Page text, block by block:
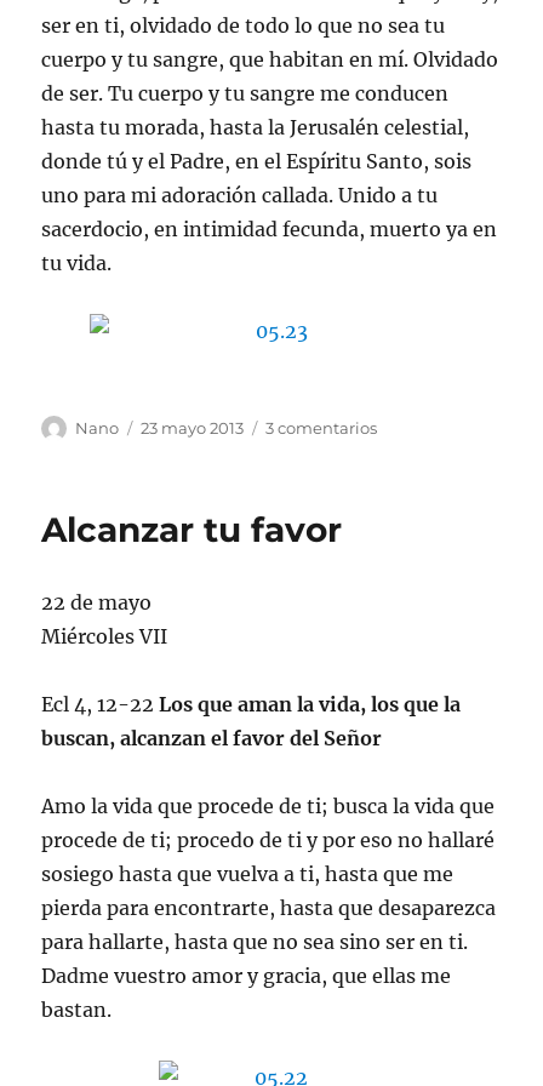
ser en ti, olvidado de todo lo que no sea tu
cuerpo y tu sangre, que habitan en mí. Olvidado
de ser. Tu cuerpo y tu sangre me conducen
hasta tu morada, hasta la Jerusalén celestial,
donde tú y el Padre, en el Espíritu Santo, sois
uno para mi adoración callada. Unido a tu
sacerdocio, en intimidad fecunda, muerto ya en
tu vida.
Autor
Nano
Publicado
23 mayo 2013 3 comentariosen
Alcanzar tu favor
22 de mayo
Miércoles VII
Ecl 4, 12-22Los que aman la vida, los que la
buscan, alcanzan el favor del Señor
Amo la vida que procede de ti; busca la vida que
procede de ti; procedo de ti y por eso no hallaré
sosiego hasta que vuelva a ti, hasta que me
pierda para encontrarte, hasta que desaparezca
para hallarte, hasta que no sea sino ser en ti.
Dadme vuestro amor y gracia, que ellas me
bastan.